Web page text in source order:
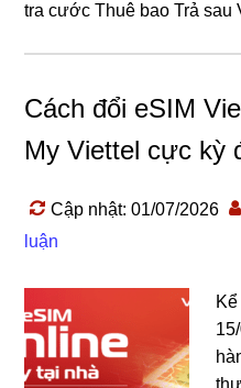
tra cước Thuê bao Trả sau
Cách đổi eSIM
My Viettel cực kỳ
Cập nhật: 01/07/2026
luận